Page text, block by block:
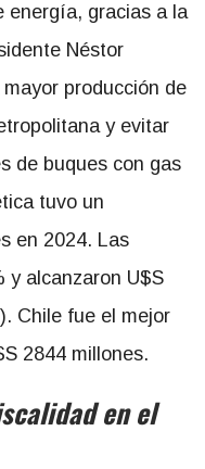
energía, gracias a la
Néstor
producción de
y evitar
de buques con gas
tuvo un
en 2024. Las
y alcanzaron U$S
Chile fue el mejor
2844 millones.
en el